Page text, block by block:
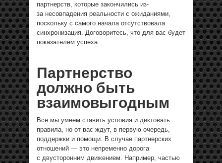
партнерств, которые закончились из-
за несовпадения реальности с ожиданиями,
поскольку с самого начала отсутствовала
синхронизация. Договоритесь, что для вас будет
показателем успеха.
Партнерство
должно быть
взаимовыгодным
Все мы умеем ставить условия и диктовать
правила, но от вас ждут, в первую очередь,
поддержки и помощи. В случае партнерских
отношений — это непременно дорога
с двусторонним движением. Например, частью